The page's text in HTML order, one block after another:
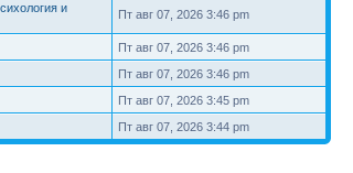
и
Пт авг 07, 2026 3:46 pm
Пт авг 07, 2026 3:46 pm
Пт авг 07, 2026 3:46 pm
Пт авг 07, 2026 3:45 pm
Пт авг 07, 2026 3:44 pm